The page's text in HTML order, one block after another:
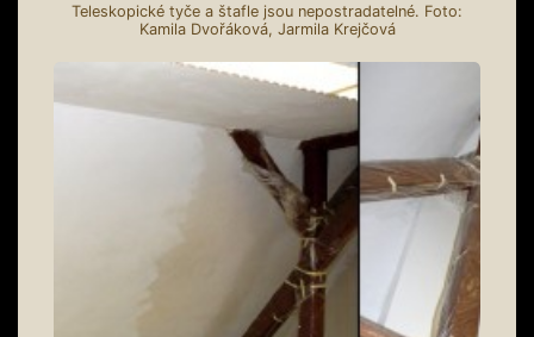
Teleskopické tyče a štafle jsou nepostradatelné. Foto:
Kamila Dvořáková, Jarmila Krejčová